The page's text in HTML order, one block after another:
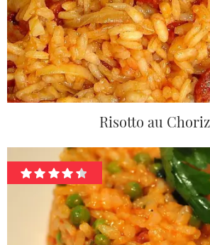
Risotto au